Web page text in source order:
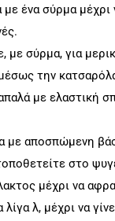
με ένα σύρμα
με σύρμα, για
την
με ελαστική
με αποσπώμενη
στο
μέχρι να
λ, μέχρι να